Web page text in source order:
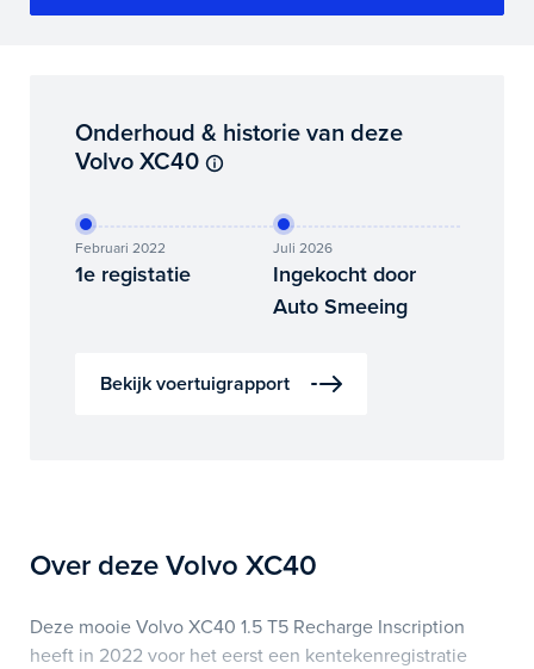
Onderhoud & historie van deze
Volvo XC40
Februari 2022
1e registatie
Juli 2026
Ingekocht door
Auto Smeeing
Bekijk voertuigrapport
Over deze Volvo XC40
Deze mooie Volvo XC40 1.5 T5 Recharge Inscription
heeft in 2022 voor het eerst een kentekenregistratie